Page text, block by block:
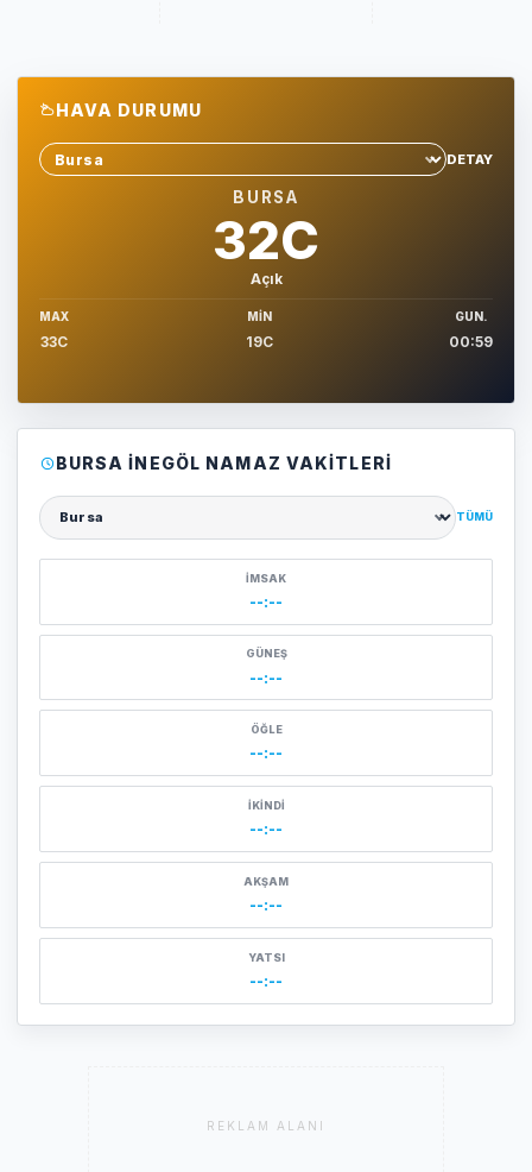
HAVA DURUMU
Sehir sec
DETAY
BURSA
32C
Açık
MAX
33C
MIN
19C
GUN.
00:59
BURSA İNEGÖL NAMAZ VAKITLERI
Şehir seçin
TÜMÜ
İMSAK
--:--
GÜNEŞ
--:--
ÖĞLE
--:--
İKINDI
--:--
AKŞAM
--:--
YATSI
--:--
REKLAM ALANI